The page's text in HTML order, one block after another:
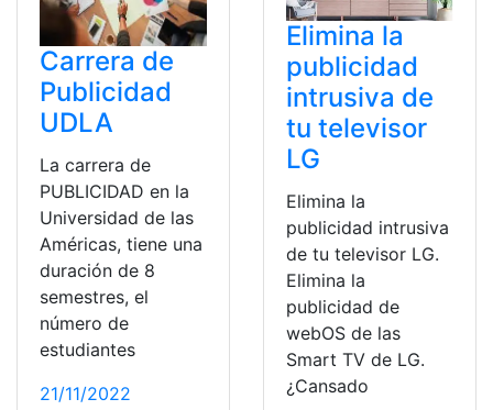
Carrera de
Publicidad
UDLA
La carrera de
PUBLICIDAD en la
Universidad de las
Américas, tiene una
duración de 8
semestres, el
número de
estudiantes
21/11/2022
Elimina la
publicidad
intrusiva de
tu televisor
LG
Elimina la
publicidad intrusiva
de tu televisor LG.
Elimina la
publicidad de
webOS de las
Smart TV de LG.
¿Cansado